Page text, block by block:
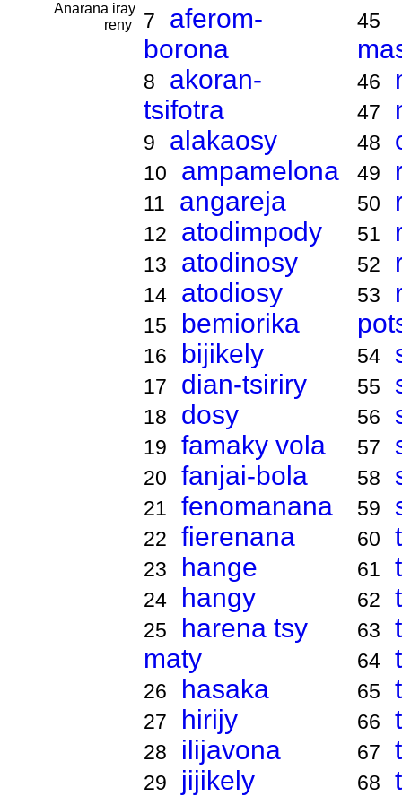
Anarana iray
reny
7
aferom-
borona
8
akoran-
tsifotra
9 alakaosy
10 ampamelona
11 angareja
12 atodimpody
13 atodinosy
14 atodiosy
15 bemiorika
16 bijikely
17 dian-tsiriry
18 dosy
19 famaky vola
20 fanjai-bola
21 fenomanana
22 fierenana
23 hange
24 hangy
25
harena tsy
maty
26 hasaka
27 hirijy
28 ilijavona
29 jijikely
45
46
47
48
49
50
51
52
53
54
55
56
57
58
59
60
61
62
63
64
65
66
67
68